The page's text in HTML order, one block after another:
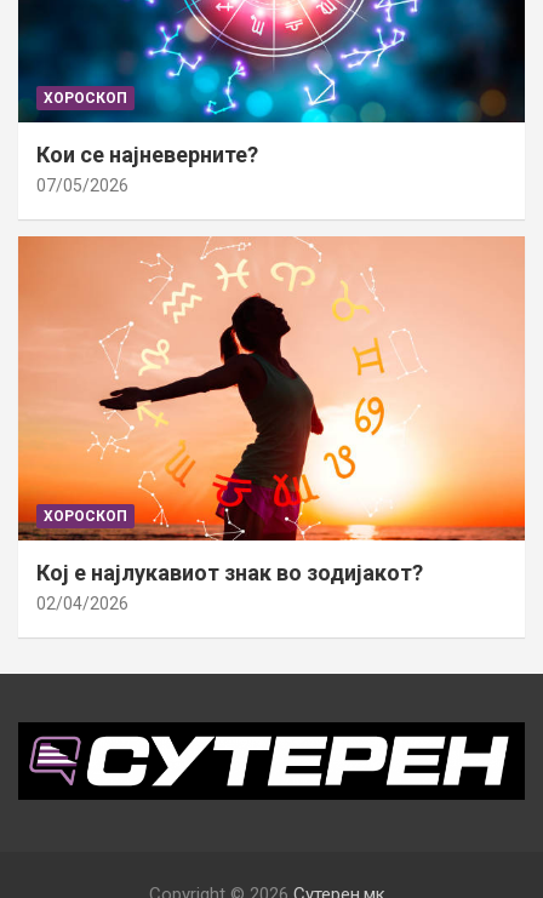
ХОРОСКОП
Кои се најневерните?
07/05/2026
ХОРОСКОП
Кој е најлукавиот знак во зодијакот?
02/04/2026